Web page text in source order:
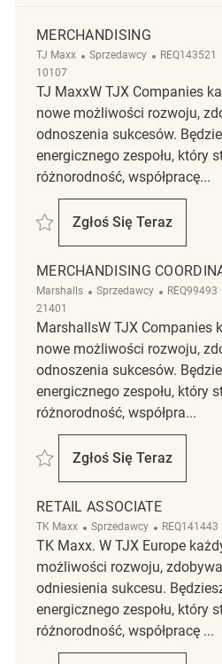
MERCHANDISING
TJ Maxx Kategoria
Sprzedawcy ReqId
REQ143521
10107
TJ MaxxW TJX Companies
nowe możliwości rozwoju,
odnoszenia sukcesów.
energicznego zespołu, który
różnorodność, współpracę...
Zapisać Merchandising REQ143521
Zgłoś Się Teraz
Merchandising
MERCHANDISING
Marshalls Kategoria
Sprzedawcy ReqId
REQ99493
21401
MarshallsW TJX Companies
nowe możliwości rozwoju,
odnoszenia sukcesów.
energicznego zespołu, który
różnorodność, współpra...
Zapisać Merchandising Coordinator
Zgłoś Się Teraz
Merchandising
RETAIL ASSOCIATE
TK Maxx Kategoria
Sprzedawcy ReqId
REQ141443
TK Maxx. W TJX Europe
możliwości rozwoju,
odniesienia sukcesu.
energicznego zespołu, który
różnorodność, współpracę ...